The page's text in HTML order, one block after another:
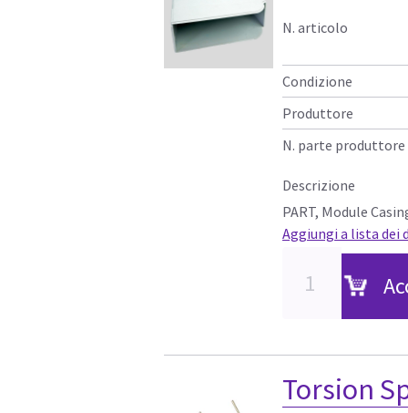
N. articolo
Condizione
Produttore
N. parte produttore
Descrizione
PART, Module
Aggiungi a lista dei
Torsion